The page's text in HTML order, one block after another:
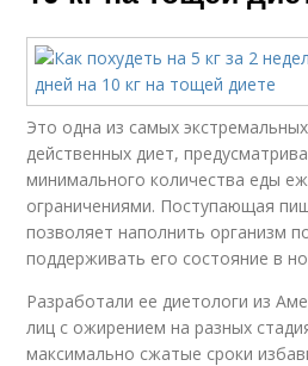
Это одна из самых
действенных диет,
минимального количества еды
ограничениями. Поступающая
позволяет наполнить организм
поддерживать его состояние в
Разработали ее диетологи из
лиц с ожирением на разных
максимально сжатые сроки